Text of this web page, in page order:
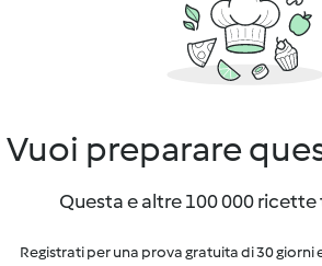
Vuoi preparare
Questa e altre 100 000
Registrati per una prova gratuita di 30